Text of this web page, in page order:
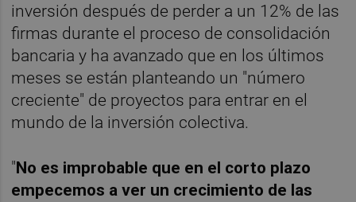
inversión después de perder a un 12% de las
firmas durante el proceso de consolidación
bancaria y ha avanzado que en los últimos
meses se están planteando un "número
creciente" de proyectos para entrar en el
mundo de la inversión colectiva.
" No es improbable que en el corto plazo
empecemos a ver un crecimiento de las